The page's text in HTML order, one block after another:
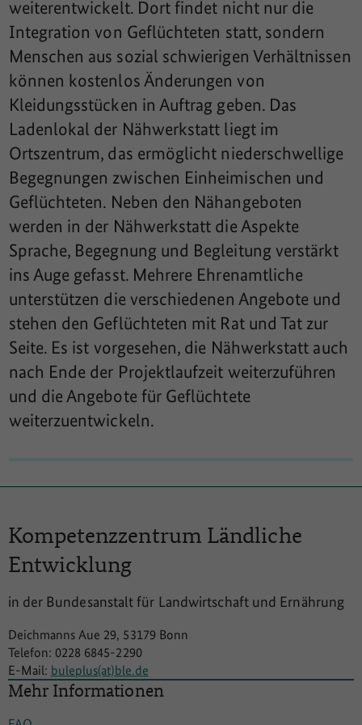
weiterentwickelt. Dort findet nicht nur die
Integration von Geflüchteten statt, sondern
Menschen aus sozial schwierigen Verhältnissen
können kostenlos Änderungen von
Kleidungsstücken in Auftrag geben. Das
Ladenlokal der Nähwerkstatt liegt im
Ortszentrum, das ermöglicht niederschwellige
Begegnungen zwischen Einheimischen und
Geflüchteten. Neben den Nähangeboten
werden in der Nähwerkstatt die Aspekte
Sprache, Begegnung und Begleitung verstärkt
ins Auge gefasst. Mehrere Ehrenamtliche
unterstützen die verschiedenen Angebote und
stehen den Geflüchteten mit Rat und Tat zur
Seite. Es ist vorgesehen, die Nähwerkstatt auch
nach Ende der Projektlaufzeit weiterzuführen
und die Angebote für Geflüchtete
weiterzuentwickeln.
Kompetenzzentrum Ländliche
Entwicklung
in der Bundesanstalt für Landwirtschaft und Ernährung
Deichmanns Aue 29, 53179 Bonn
Telefon: 0228 6845-2290
E-Mail: buleplus(at)ble.de
Mehr Informationen